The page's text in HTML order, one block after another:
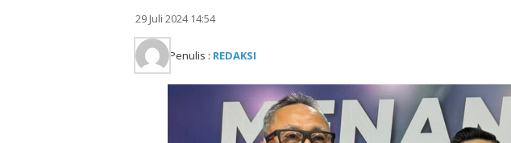
29 Juli 2024 14:54
Penulis : REDAKSI